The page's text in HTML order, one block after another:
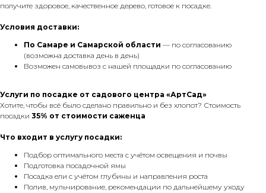
получите здоровое, качественное дерево, готовое к посадке.
Условия доставки:
По Самаре и Самарской области — по согласованию
(возможна доставка день в день)
Возможен самовывоз с нашей площадки по согласованию
Услуги по посадке от садового центра «АртСад»
Хотите, чтобы всё было сделано правильно и без хлопот? Стоимость
посадки 35% от стоимости саженца
Что входит в услугу посадки:
Подбор оптимального места с учётом освещения и почвы
Подготовка посадочной ямы
Посадка ели с учётом глубины и направления роста
Полив, мульчирование, рекомендации по дальнейшему уходу